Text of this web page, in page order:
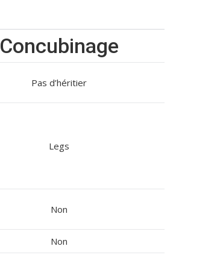
Concubinage
Pas d’héritier
Legs
Non
Non